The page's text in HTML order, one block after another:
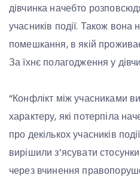
дівчинка начебто
учасників події. Також
помешкання, в якій
За їхнє полагодження у
“Конфлікт між учасниками
характеру, які потерпіла
про декількох учасників
вирішили з’ясувати
через вчинення